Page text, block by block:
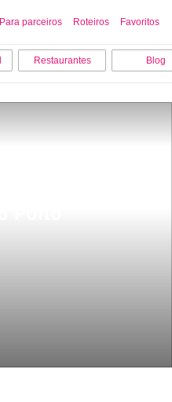
Para parceiros Roteiros Favoritos
Restaurantes Blog